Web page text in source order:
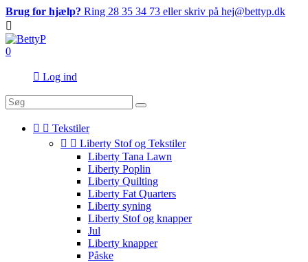
Brug for hjælp? Ring 28 35 34 73 eller skriv på hej@bettyp.dk

0
 Log ind
  Tekstiler
  Liberty Stof og Tekstiler
Liberty Tana Lawn
Liberty Poplin
Liberty Quilting
Liberty Fat Quarters
Liberty syning
Liberty Stof og knapper
Jul
Liberty knapper
Påske